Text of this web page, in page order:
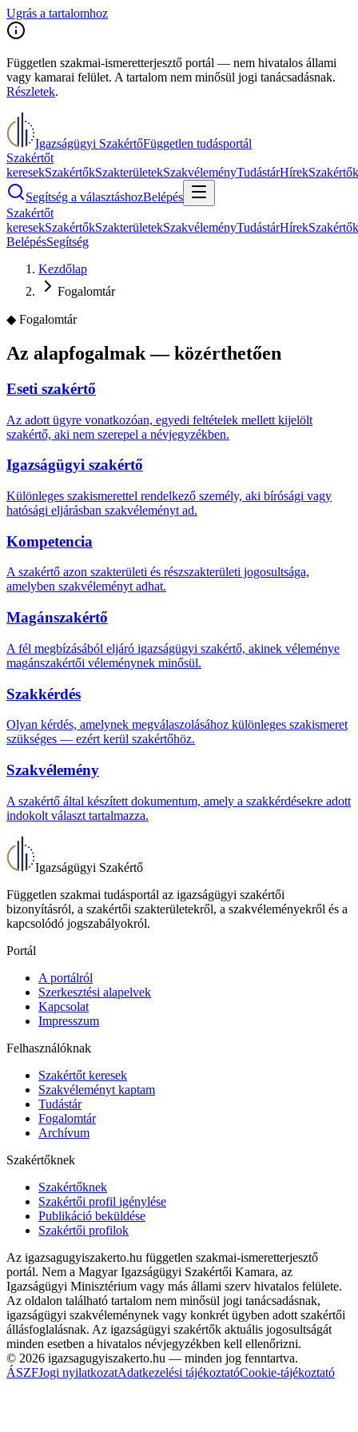
Ugrás a tartalomhoz
Független szakmai-ismeretterjesztő portál — nem hivatalos állami
vagy kamarai felület. A tartalom nem minősül jogi tanácsadásnak.
Részletek.
Igazságügyi SzakértőFüggetlen tudásportál
Szakértőt
keresekSzakértőkSzakterületekSzakvéleményTudástárHírek
Segítség a választáshozBelépés
Szakértőt
keresekSzakértőkSzakterületekSzakvéleményTudástárHírek
BelépésSegítség
Kezdőlap
Fogalomtár
◆ Fogalomtár
Az alapfogalmak — közérthetően
Eseti szakértő
Az adott ügyre vonatkozóan, egyedi feltételek mellett kijelölt
szakértő, aki nem szerepel a névjegyzékben.
Igazságügyi szakértő
Különleges szakismerettel rendelkező személy, aki bírósági vagy
hatósági eljárásban szakvéleményt ad.
Kompetencia
A szakértő azon szakterületi és részszakterületi jogosultsága,
amelyben szakvéleményt adhat.
Magánszakértő
A fél megbízásából eljáró igazságügyi szakértő, akinek véleménye
magánszakértői véleménynek minősül.
Szakkérdés
Olyan kérdés, amelynek megválaszolásához különleges szakismeret
szükséges — ezért kerül szakértőhöz.
Szakvélemény
A szakértő által készített dokumentum, amely a szakkérdésekre adott
indokolt választ tartalmazza.
Igazságügyi Szakértő
Független szakmai tudásportál az igazságügyi szakértői
bizonyításról, a szakértői szakterületekről, a szakvéleményekről és a
kapcsolódó jogszabályokról.
Portál
A portálról
Szerkesztési alapelvek
Kapcsolat
Impresszum
Felhasználóknak
Szakértőt keresek
Szakvéleményt kaptam
Tudástár
Fogalomtár
Archívum
Szakértőknek
Szakértőknek
Szakértői profil igénylése
Publikáció beküldése
Szakértői profilok
Az igazsagugyiszakerto.hu független szakmai-ismeretterjesztő
portál. Nem a Magyar Igazságügyi Szakértői Kamara, az
Igazságügyi Minisztérium vagy más állami szerv hivatalos felülete.
Az oldalon található tartalom nem minősül jogi tanácsadásnak,
igazságügyi szakvéleménynek vagy konkrét ügyben adott szakértői
állásfoglalásnak. Az igazságügyi szakértők aktuális jogosultságát
minden esetben a hivatalos névjegyzékben kell ellenőrizni.
© 2026 igazsagugyiszakerto.hu — minden jog fenntartva.
ÁSZFJogi nyilatkozatAdatkezelési tájékoztatóCookie-tájékoztató